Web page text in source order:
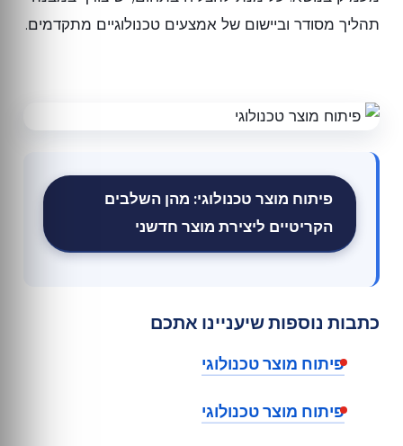
תהליך מסודר וביישום של אמצעים טכנולוגיים מתקדמים.
פיתוח מוצר טכנולוגי: מהן השלבים
הקריטיים ליצירת מוצר חדשני
כתבות נוספות שיעניינו אתכם
פיתוח מוצר טכנולוגי
פיתוח מוצר טכנולוגי